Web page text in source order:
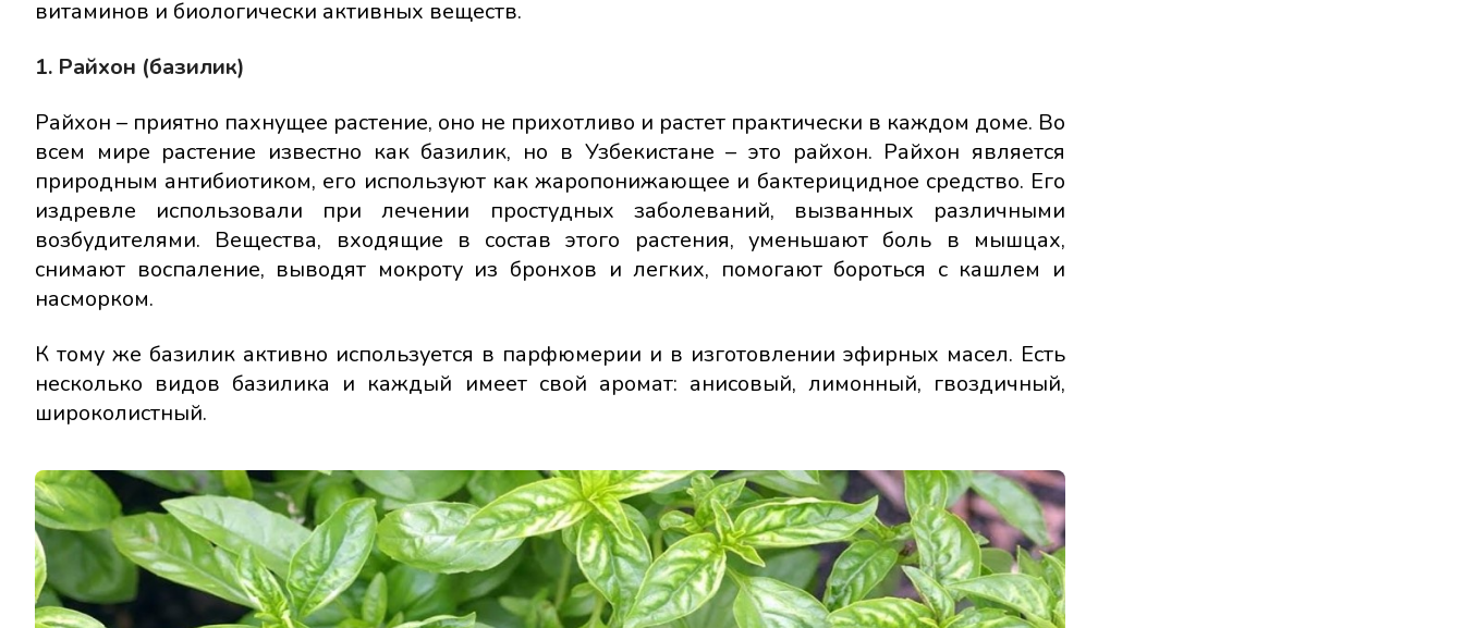
витаминов и биологически активных веществ.
1. Райхон (базилик)
Райхон – приятно пахнущее растение, оно не прихотливо и растет практически в каждом доме. Во
всем мире растение известно как базилик, но в Узбекистане – это райхон. Райхон является
природным антибиотиком, его используют как жаропонижающее и бактерицидное средство. Его
издревле использовали при лечении простудных заболеваний, вызванных различными
возбудителями. Вещества, входящие в состав этого растения, уменьшают боль в мышцах,
снимают воспаление, выводят мокроту из бронхов и легких, помогают бороться с кашлем и
насморком.
К тому же базилик активно используется в парфюмерии и в изготовлении эфирных масел. Есть
несколько видов базилика и каждый имеет свой аромат: анисовый, лимонный, гвоздичный,
широколистный.